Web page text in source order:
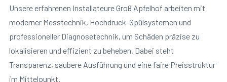
Unsere erfahrenen Installateure Groß Apfelhof arbeiten mit
moderner Messtechnik, Hochdruck-Spülsystemen und
professioneller Diagnosetechnik, um Schäden präzise zu
lokalisieren und effizient zu beheben. Dabei steht
Transparenz, saubere Ausführung und eine faire Preisstruktur
im Mittelpunkt.